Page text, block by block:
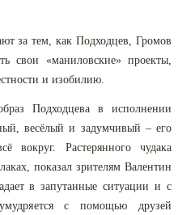
за тем, как Подходцев, Громов
свои «маниловские» проекты,
и изобилию.
Подходцева в исполнении
весёлый и задумчивый – его
вокруг. Растерянного чудака
показал зрителям Валентин
в запутанные ситуации и с
с помощью друзей